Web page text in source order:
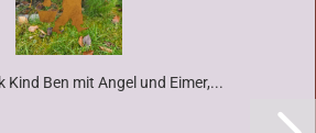
Kind Ben mit Angel und Eimer,...